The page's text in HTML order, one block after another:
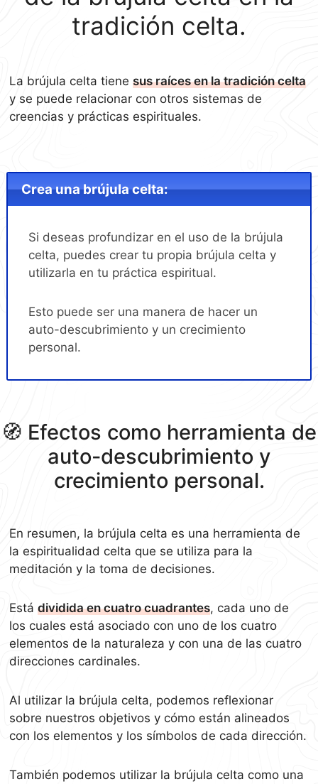
tradición celta.
La brújula celta tienesus raíces en la tradición celta
y se puede relacionar con otros sistemas de
creencias y prácticas espirituales.
Crea una brújula celta:
Si deseas profundizar en el uso de la brújula
celta, puedes crear tu propia brújula celta y
utilizarla en tu práctica espiritual.
Esto puede ser una manera de hacer un
auto-descubrimiento y un crecimiento
personal.
🧭 Efectos como herramienta de
auto-descubrimiento y
crecimiento personal.
En resumen, la brújula celta es una herramienta de
la espiritualidad celta que se utiliza para la
meditación y la toma de decisiones.
Estádividida en cuatro cuadrantes, cada uno de
los cuales está asociado con uno de los cuatro
elementos de la naturaleza y con una de las cuatro
direcciones cardinales.
Al utilizar la brújula celta, podemos reflexionar
sobre nuestros objetivos y cómo están alineados
con los elementos y los símbolos de cada dirección.
También podemos utilizar la brújula celta como una